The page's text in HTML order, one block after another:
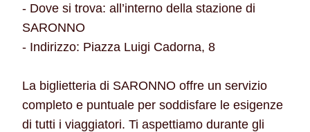
- Dove si trova: all’interno della stazione di
SARONNO
- Indirizzo: Piazza Luigi Cadorna, 8
La biglietteria di SARONNO offre un servizio
completo e puntuale per soddisfare le esigenze
di tutti i viaggiatori. Ti aspettiamo durante gli